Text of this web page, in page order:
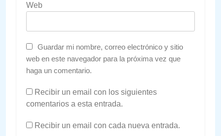
Web
Guardar mi nombre, correo electrónico y sitio
web en este navegador para la próxima vez que
haga un comentario.
Recibir un email con los siguientes
comentarios a esta entrada.
Recibir un email con cada nueva entrada.